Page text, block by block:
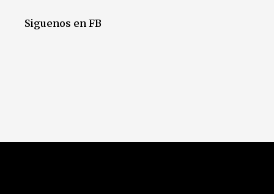
Siguenos en FB